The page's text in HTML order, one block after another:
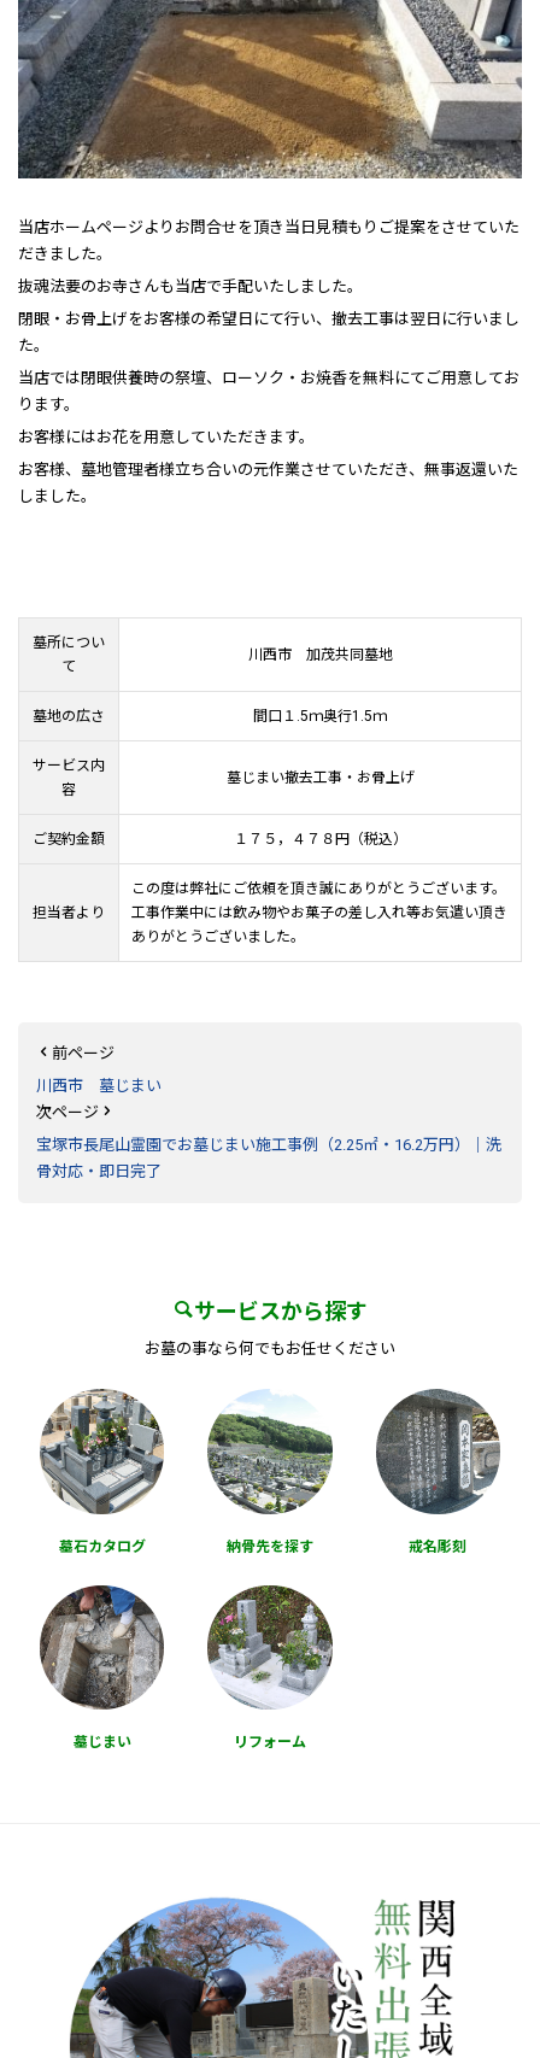
当店ホームページよりお問合せを頂き当日見積もりご提案をさせていた
だきました。
抜魂法要のお寺さんも当店で手配いたしました。
閉眼・お骨上げをお客様の希望日にて行い、撤去工事は翌日に行いまし
た。
当店では閉眼供養時の祭壇、ローソク・お焼香を無料にてご用意してお
ります。
お客様にはお花を用意していただきます。
お客様、墓地管理者様立ち合いの元作業させていただき、無事返還いた
しました。
墓所につい
て
川西市 加茂共同墓地
墓地の広さ 間口１.5ｍ奥行1.5ｍ
サービス内
容
墓じまい撤去工事・お骨上げ
ご契約金額 １７５，４７８円（税込）
担当者より
この度は弊社にご依頼を頂き誠にありがとうございます。
工事作業中には飲み物やお菓子の差し入れ等お気遣い頂き
ありがとうございました。
前ページ
川西市 墓じまい
次ページ
宝塚市長尾山霊園でお墓じまい施工事例（2.25㎡・16.2万円）｜洗
骨対応・即日完了
サービスから探す
お墓の事なら何でもお任せください
墓石カタログ 納骨先を探す 戒名彫刻
墓じまい リフォーム